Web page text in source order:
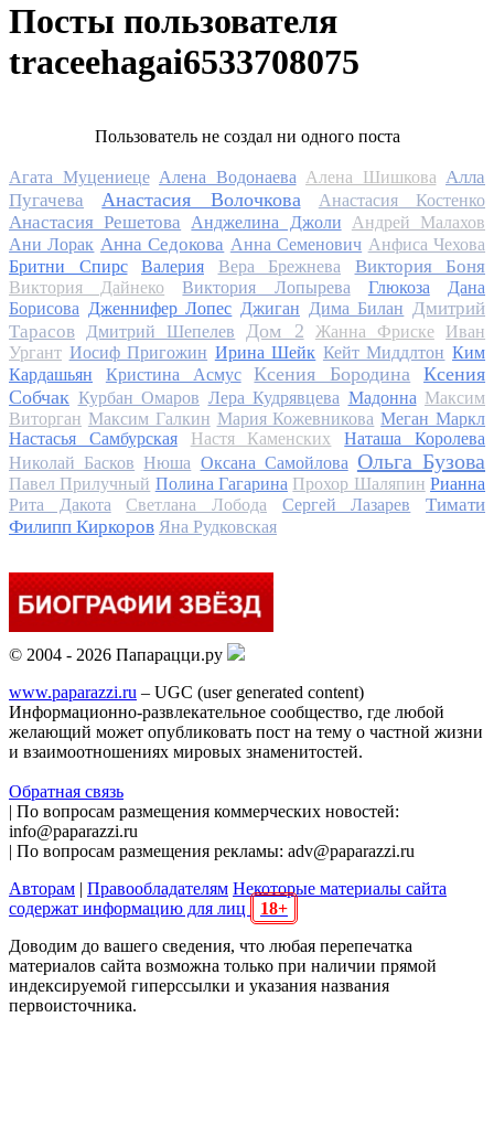
Посты пользователя
traceehagai6533708075
Пользователь не создал ни одного поста
Агата Муцениеце Алена Водонаева Алена Шишкова Алла
Пугачева
Анастасия Волочкова Анастасия Костенко
Анастасия Решетова Анджелина Джоли
Андрей Малахов
Ани Лорак Анна Седокова Анна Семенович Анфиса Чехова
Бритни Спирс
Валерия Вера Брежнева Виктория Боня
Виктория Дайнеко Виктория Лопырева Глюкоза
Дана
Борисова Дженнифер Лопес Джиган Дима Билан Дмитрий
Тарасов
Дмитрий Шепелев Дом 2 Жанна Фриске
Иван
Ургант Иосиф Пригожин Ирина Шейк Кейт Миддлтон Ким
Кардашьян
Кристина Асмус Ксения Бородина
Ксения
Собчак Курбан Омаров Лера Кудрявцева Мадонна Максим
Виторган Максим Галкин Мария Кожевникова Меган Маркл
Настасья Самбурская
Настя Каменских
Наташа Королева
Николай Басков Нюша Оксана Самойлова Ольга Бузова
Павел Прилучный Полина Гагарина Прохор Шаляпин Рианна
Рита Дакота
Светлана Лобода Сергей Лазарев
Тимати
Филипп Киркоров Яна Рудковская
© 2004 - 2026 Папарацци.ру
www.paparazzi.ru – UGC (user generated content)
Информационно-развлекательное сообщество, где любой
желающий может опубликовать пост на тему о частной жизни
и взаимоотношениях мировых знаменитостей.
Обратная связь
| По вопросам размещения коммерческих новостей:
info@paparazzi.ru
| По вопросам размещения рекламы: adv@paparazzi.ru
Авторам | Правообладателям Некоторые материалы сайта
содержат информацию для лиц
18+
Доводим до вашего сведения, что любая перепечатка
материалов сайта возможна только при наличии прямой
индексируемой гиперссылки и указания названия
первоисточника.